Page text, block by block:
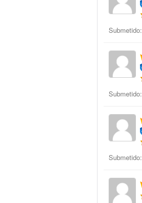
Submetido:
Submetido:
Submetido: